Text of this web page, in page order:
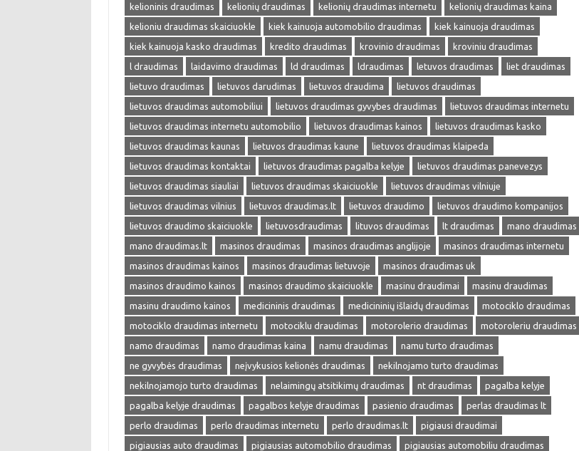
kelioninis draudimas
kelionių draudimas kelionių draudimas internetu
kelionių draudimas kaina
kelioniu draudimas skaiciuokle
kiek kainuoja automobilio draudimas
kiek kainuoja draudimas
kiek kainuoja kasko draudimas
kredito draudimas krovinio draudimas
kroviniu draudimas
l draudimas
laidavimo draudimas ld draudimas ldraudimas letuvos draudimas
liet draudimas
lietuvo draudimas
lietuvos darudimas lietuvos draudima
lietuvos draudimas
lietuvos draudimas automobiliui
lietuvos draudimas gyvybes draudimas
lietuvos draudimas internetu
lietuvos draudimas internetu automobilio
lietuvos draudimas kainos
lietuvos draudimas kasko
lietuvos draudimas kaunas
lietuvos draudimas kaune
lietuvos draudimas klaipeda
lietuvos draudimas kontaktai
lietuvos draudimas pagalba kelyje
lietuvos draudimas panevezys
lietuvos draudimas siauliai
lietuvos draudimas skaiciuokle
lietuvos draudimas vilniuje
lietuvos draudimas vilnius
lietuvos draudimas.lt lietuvos draudimo
lietuvos draudimo kompanijos
lietuvos draudimo skaiciuokle
lietuvosdraudimas lituvos draudimas lt draudimas
mano draudimas
mano draudimas.lt
masinos draudimas masinos draudimas anglijoje
masinos draudimas internetu
masinos draudimas kainos
masinos draudimas lietuvoje
masinos draudimas uk
masinos draudimo kainos
masinos draudimo skaiciuokle masinu draudimai
masinu draudimas
masinu draudimo kainos
medicininis draudimas medicininių išlaidų draudimas
motociklo draudimas
motociklo draudimas internetu
motociklu draudimas motorolerio draudimas
motoroleriu draudimas
namo draudimas
namo draudimas kaina namu draudimas
namu turto draudimas
ne gyvybės draudimas
neįvykusios kelionės draudimas
nekilnojamo turto draudimas
nekilnojamojo turto draudimas
nelaimingų atsitikimų draudimas nt draudimas
pagalba kelyje
pagalba kelyje draudimas
pagalbos kelyje draudimas pasienio draudimas
perlas draudimas lt
perlo draudimas
perlo draudimas internetu perlo draudimas.lt
pigiausi draudimai
pigiausias auto draudimas
pigiausias automobilio draudimas
pigiausias automobiliu draudimas